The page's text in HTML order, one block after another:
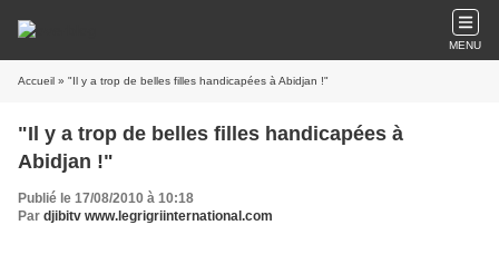
MENU
Accueil » "Il y a trop de belles filles handicapées à Abidjan !"
"Il y a trop de belles filles handicapées à
Abidjan !"
Publié le 17/08/2010 à 10:18
Par djibitv www.legrigriinternational.com